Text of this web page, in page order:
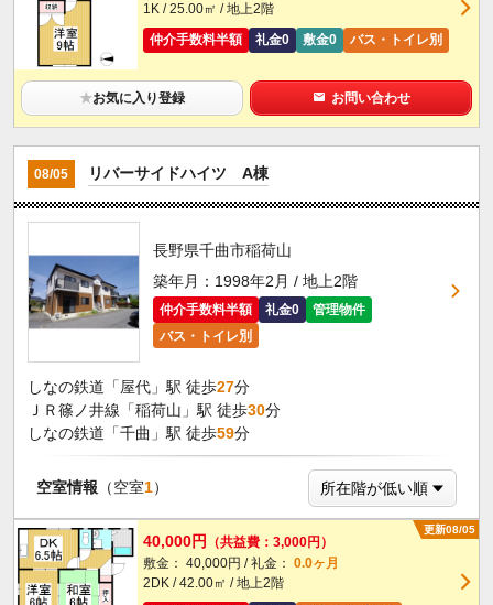
1K / 25.00㎡ / 地上2階
仲介手数料半額
礼金0 敷金0 バス・トイレ別
★お気に入り登録 お問い合わせ
08/05 リバーサイドハイツ A棟
長野県千曲市稲荷山
築年月：1998年2月 / 地上2階
仲介手数料半額 礼金0
管理物件
バス・トイレ別
しなの鉄道「屋代」駅 徒歩27分
ＪＲ篠ノ井線「稲荷山」駅 徒歩30分
しなの鉄道「千曲」駅 徒歩59分
空室情報 （空室1）
更新08/05
40,000円
（共益費：3,000円）
敷金： 40,000円 / 礼金： 0.0ヶ月
2DK / 42.00㎡ / 地上2階